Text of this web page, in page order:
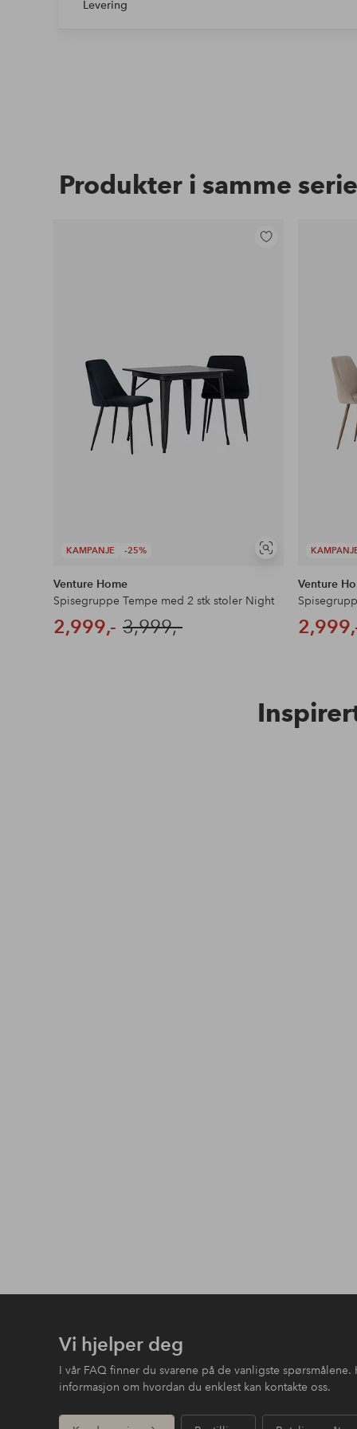
Levering
Produkter i samme serie
KAMPANJE -25%
Vis
Venture Home
Spisegruppe Tempe med 2 stk stoler Night
2,999,- 3,999,-
Venture
Vi hjelper deg
I vår FAQ finner du svarene på de vanligste
informasjon om hvordan du enklest kan kontakte oss.